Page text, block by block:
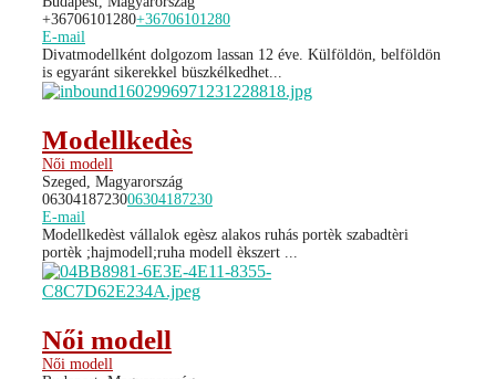
+36706101280+36706101280
E-mail
Divatmodellként dolgozom lassan 12 éve. Külföldön, belföldön
is egyaránt sikerekkel büszkélkedhet...
Modellkedès
Női modell
Szeged, Magyarország
0630418723006304187230
E-mail
Modellkedèst vállalok egèsz alakos ruhás portèk szabadtèri
portèk ;hajmodell;ruha modell èkszert ...
Női modell
Női modell